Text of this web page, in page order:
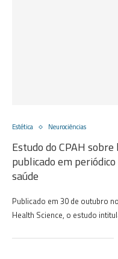
Estética Neurociências
Estudo do CPAH
publicado em
saúde
Publicado em 30 de outubro
Health Science, o estudo